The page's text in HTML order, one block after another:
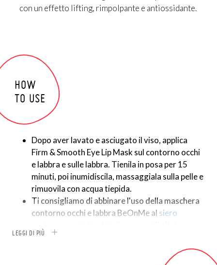
rafforzare la barriera protettiva della pelle e
mantenerla idratata.
ialuronico, aloe biologica, idrolato di orzo biologico,
vitamina E, olio di karanja biologico, olio di jojoba
biologico, ossido di zinco e trealosio.
occhi fresco e levigato, e labbra morbide in primo
piano!
*REPULPAMI ER is a powerful active ingredient by Alban Muller, l'Expert
con un effetto lifting, rimpolpante e antiossidante.
HOW
TO USE
Dopo aver lavato e asciugato il viso, applica
Firm & Smooth Eye Lip Mask sul contorno occhi
e labbra e sulle labbra. Tienila in posa per 15
minuti, poi inumidiscila, massaggiala sulla pelle e
rimuovila con acqua tiepida.
Ti consigliamo di abbinare l'uso della maschera
contorno occhi e labbra BeOnMe al siero
prodotti anti età
LEGGI DI PIÙ